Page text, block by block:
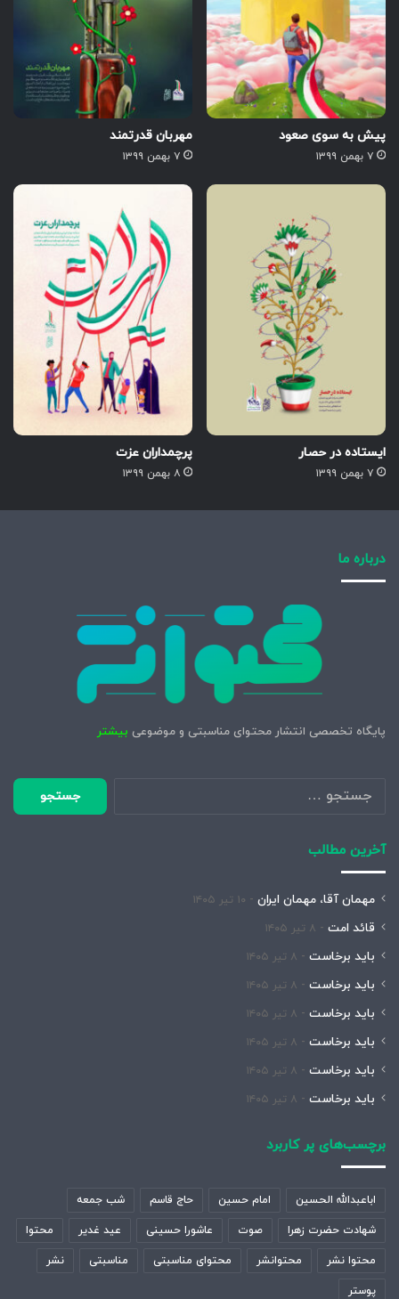
پیش به سوی صعود
۷ بهمن ۱۳۹۹
مهربان قدرتمند
۷ بهمن ۱۳۹۹
ایستاده در حصار
۷ بهمن ۱۳۹۹
پرچمداران عزت
۸ بهمن ۱۳۹۹
درباره ما
پایگاه تخصصی انتشار محتوای مناسبتی و موضوعی بیشتر
جستجو
برای:
آخرین مطالب
مهمان آقا، مهمان ایران ۱۰ تیر ۱۴۰۵
قائد امت ۸ تیر ۱۴۰۵
باید برخاست ۸ تیر ۱۴۰۵
باید برخاست ۸ تیر ۱۴۰۵
باید برخاست ۸ تیر ۱۴۰۵
باید برخاست ۸ تیر ۱۴۰۵
باید برخاست ۸ تیر ۱۴۰۵
باید برخاست ۸ تیر ۱۴۰۵
برچسب‌های پر کاربرد
اباعبدالله الحسین امام حسین حاج قاسم شب جمعه
شهادت حضرت زهرا صوت عاشورا حسینی عید غدیر محتوا
محتوا نشر محتوانشر محتوای مناسبتی مناسبتی نشر
پوستر